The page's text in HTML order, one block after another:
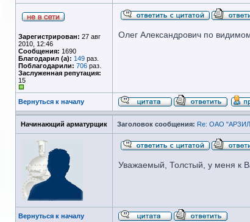
Зарегистрирован: 27 авг
2010, 12:46
Сообщения: 1690
Благодарил (а): 149 раз.
Поблагодарили: 706 раз.
Заслуженная репутация:
15
Олег Александрович по
Вернуться к началу
Начинающий арматурщик Заголовок сообщения: Re: ОАО "АРЗИЛ"
Уважаемый, Толстый, у меня к
Вернуться к началу